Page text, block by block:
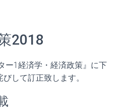
2018
ー1経済学・経済政策』に下
びして訂正致します。